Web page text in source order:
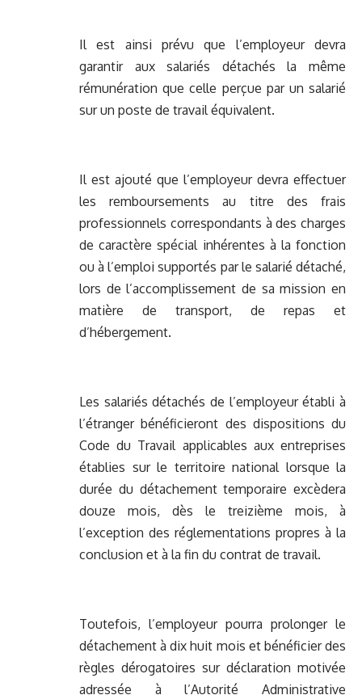
Il est ainsi prévu que l’employeur devra
garantir aux salariés détachés la même
rémunération que celle perçue par un salarié
sur un poste de travail équivalent.
Il est ajouté que l’employeur devra effectuer
les remboursements au titre des frais
professionnels correspondants à des charges
de caractère spécial inhérentes à la fonction
ou à l’emploi supportés par le salarié détaché,
lors de l’accomplissement de sa mission en
matière de transport, de repas et
d’hébergement.
Les salariés détachés de l’employeur établi à
l’étranger bénéficieront des dispositions du
Code du Travail applicables aux entreprises
établies sur le territoire national lorsque la
durée du détachement temporaire excèdera
douze mois, dès le treizième mois, à
l’exception des réglementations propres à la
conclusion et à la fin du contrat de travail.
Toutefois, l’employeur pourra prolonger le
détachement à dix huit mois et bénéficier des
règles dérogatoires sur déclaration motivée
adressée à l’Autorité Administrative